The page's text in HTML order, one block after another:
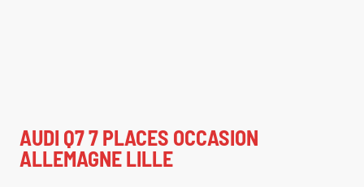
AUDI Q7 7 PLACES OCCASION
ALLEMAGNE LILLE